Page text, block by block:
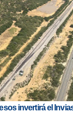
invertirá el